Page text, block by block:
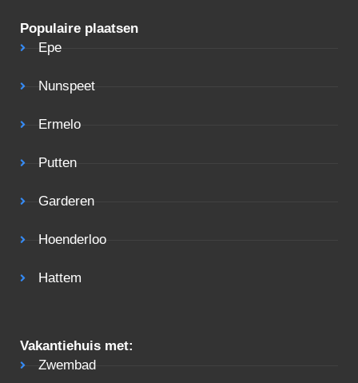
Populaire plaatsen
Epe
Nunspeet
Ermelo
Putten
Garderen
Hoenderloo
Hattem
Vakantiehuis met:
Zwembad